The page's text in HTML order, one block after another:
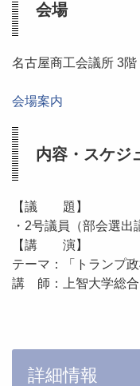
会場
名古屋商工会議所 3階
会場案内
内容・スケジ
【議 題】
・2号議員（部会選
【講 演】
テーマ：「トランプ
講 師：上智大学総合
詳細情報